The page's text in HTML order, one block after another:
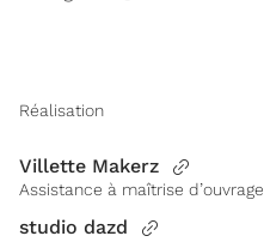
Réalisation
Villette Makerz
Assistance à maîtrise d’ouvrage
studio dazd